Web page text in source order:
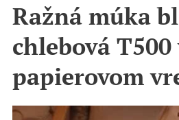
Ražná múka
chlebová T500
papierovom